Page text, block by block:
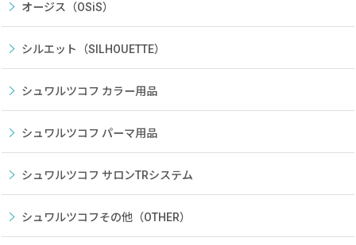
オージス（OSiS）
シルエット（SILHOUETTE）
シュワルツコフ カラー用品
シュワルツコフ パーマ用品
シュワルツコフ サロンTRシステム
シュワルツコフその他（OTHER）